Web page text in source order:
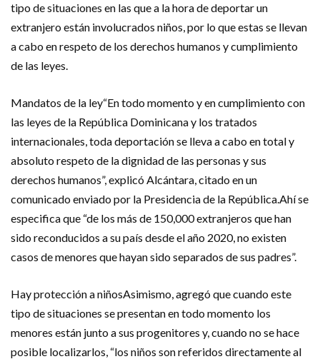
tipo de situaciones en las que a la hora de deportar un
extranjero están involucrados niños, por lo que estas se llevan
a cabo en respeto de los derechos humanos y cumplimiento
de las leyes.
Mandatos de la ley“En todo momento y en cumplimiento con
las leyes de la República Dominicana y los tratados
internacionales, toda deportación se lleva a cabo en total y
absoluto respeto de la dignidad de las personas y sus
derechos humanos”, explicó Alcántara, citado en un
comunicado enviado por la Presidencia de la República.Ahí se
especifica que “de los más de 150,000 extranjeros que han
sido reconducidos a su país desde el año 2020, no existen
casos de menores que hayan sido separados de sus padres”.
Hay protección a niñosAsimismo, agregó que cuando este
tipo de situaciones se presentan en todo momento los
menores están junto a sus progenitores y, cuando no se hace
posible localizarlos, “los niños son referidos directamente al